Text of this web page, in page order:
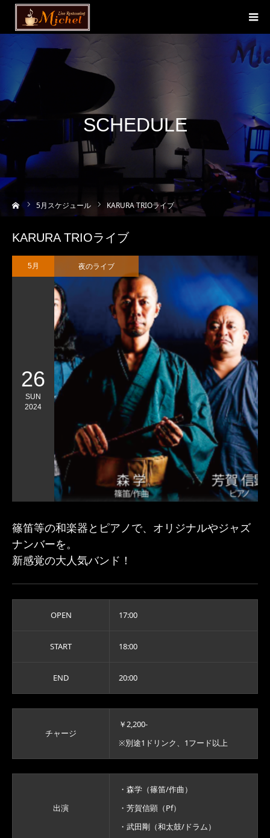
SCHEDULE
5月スケジュール KARURA TRIOライブ
KARURA TRIOライブ
5月
26
SUN
2024
夜のライブ
篠笛等の和楽器とピアノで、オリジナルやジャズ
ナンバーを。
新感覚の大人気バンド！
OPEN 17:00
START 18:00
END 20:00
チャージ
￥2,200-
※別途1ドリンク、1フード以上
出演
・森学（篠笛/作曲）
・芳賀信顕（Pf）
・武田剛（和太鼓/ドラム）